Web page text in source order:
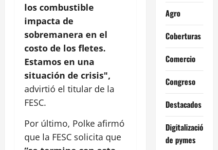
los combustible
impacta de
sobremanera en el
costo de los fletes.
Estamos en una
situación de crisis",
advirtió el titular de la
FESC.
Por último, Polke afirmó
que la FESC solicita que
Agro
Coberturas
Comercio
Congreso
Destacados
Digitalización
de pymes